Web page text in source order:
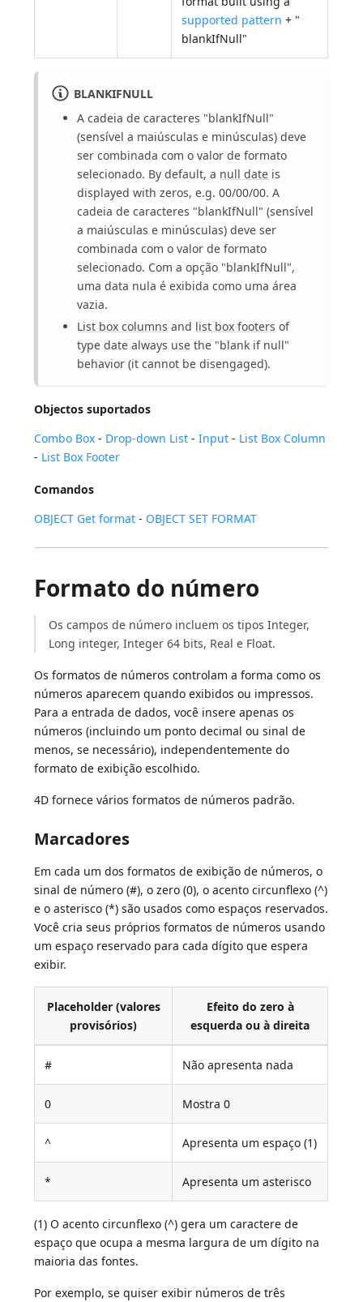
supported pattern + "
blankIfNull"
BLANKIFNULL
A cadeia de caracteres "blankIfNull"
(sensível a maiúsculas e minúsculas) deve
ser combinada com o valor de formato
selecionado. By default, a null date is
displayed with zeros, e.g. 00/00/00. A
cadeia de caracteres "blankIfNull" (sensível
a maiúsculas e minúsculas) deve ser
combinada com o valor de formato
selecionado. Com a opção "blankIfNull",
uma data nula é exibida como uma área
vazia.
List box columns and list box footers of
type date always use the "blank if null"
behavior (it cannot be disengaged).
Objectos suportados
Combo Box - Drop-down List -Input - List Box Column
- List Box Footer
Comandos
OBJECT Get format - OBJECT SET FORMAT
Formato do número
Os campos de número incluem os tipos Integer,
Long integer, Integer 64 bits, Real e Float.
Os formatos de números controlam a forma como os
números aparecem quando exibidos ou impressos.
Para a entrada de dados, você insere apenas os
números (incluindo um ponto decimal ou sinal de
menos, se necessário), independentemente do
formato de exibição escolhido.
4D fornece vários formatos de números padrão.
Marcadores
Em cada um dos formatos de exibição de números, o
sinal de número (#), o zero (0), o acento circunflexo (^)
e o asterisco (*) são usados como espaços reservados.
Você cria seus próprios formatos de números usando
um espaço reservado para cada dígito que espera
exibir.
Placeholder (valores
provisórios)
Efeito do zero à
esquerda ou à direita
# Não apresenta nada
0 Mostra 0
^ Apresenta um espaço (1)
* Apresenta um asterisco
(1) O acento circunflexo (^) gera um caractere de
espaço que ocupa a mesma largura de um dígito na
maioria das fontes.
Por exemplo, se quiser exibir números de três